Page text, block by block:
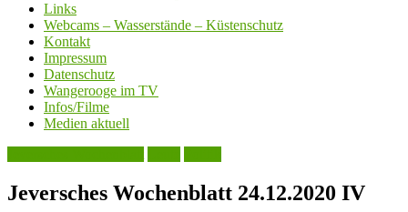
Links
Webcams – Wasserstände – Küstenschutz
Kontakt
Impressum
Datenschutz
Wangerooge im TV
Infos/Filme
Medien aktuell
Jeversches Wochenblatt 24.12.2020 IV